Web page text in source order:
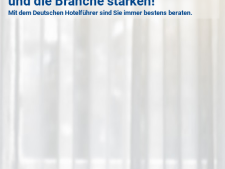
Mit dem Deutschen Hotelführer sind Sie immer bestens beraten.